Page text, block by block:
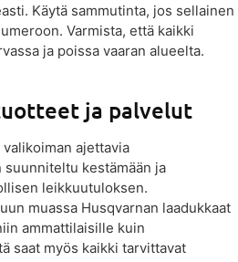
Käytä sammutinta, jos sellainen
Varmista, että kaikki
ja poissa vaaran alueelta.
ja palvelut
ajettavia
kestämään ja
leikkuutuloksen.
muassa Husqvarnan laadukkaat
ammattilaisille kuin
saat myös kaikki tarvittavat